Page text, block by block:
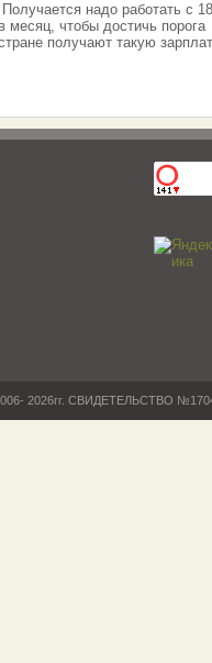
надо работать с
месяц, чтобы достичь порога
получают такую
2006- 2026гг. СВИДЕТЕЛЬСТВО